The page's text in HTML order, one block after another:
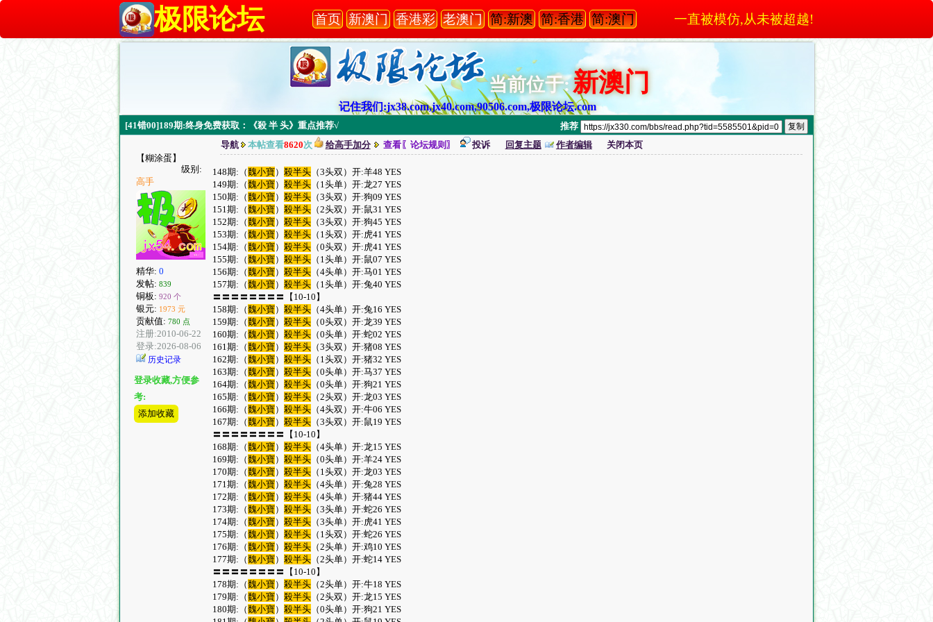
极限论坛 首页 新澳门 香港彩 老澳门 简:新澳 简:香港 简:澳门 一直被模仿,从未被超越!
当前位于:新澳门
记住我们:jx38.com,jx40.com,90506.com,极限论坛.com
[41错00]189期:终身免费获取：《殺 半 头》重点推荐√ 推荐
【糊涂蛋】
级别:
高手
精华: 0
发帖: 839
铜板: 920 个
银元: 1973 元
贡献值: 780 点
注册:2010-06-22
登录:2026-08-06
历史记录
登录收藏,方便参
考:
添加收藏
导航 本帖查看8620次 给高手加分 查看〖论坛规则〗 投诉 回复主题 作者编辑 关闭本页
148期:（魏小寶）殺半头 （3头双）开:羊48 YES
149期:（魏小寶）殺半头 （1头单）开:龙27 YES
150期:（魏小寶）殺半头 （3头双）开:狗09 YES
151期:（魏小寶）殺半头 （2头双）开:鼠31 YES
152期:（魏小寶）殺半头 （3头双）开:狗45 YES
153期:（魏小寶）殺半头 （1头双）开:虎41 YES
154期:（魏小寶）殺半头 （0头双）开:虎41 YES
155期:（魏小寶）殺半头 （1头单）开:鼠07 YES
156期:（魏小寶）殺半头 （4头单）开:马01 YES
157期:（魏小寶）殺半头 （1头单）开:兔40 YES
〓〓〓〓〓〓〓〓【10-10】
158期:（魏小寶）殺半头 （4头单）开:兔16 YES
159期:（魏小寶）殺半头 （0头双）开:龙39 YES
160期:（魏小寶）殺半头 （0头单）开:蛇02 YES
161期:（魏小寶）殺半头 （3头双）开:猪08 YES
162期:（魏小寶）殺半头 （1头双）开:猪32 YES
163期:（魏小寶）殺半头 （0头单）开:马37 YES
164期:（魏小寶）殺半头 （0头单）开:狗21 YES
165期:（魏小寶）殺半头 （2头双）开:龙03 YES
166期:（魏小寶）殺半头 （4头双）开:牛06 YES
167期:（魏小寶）殺半头 （3头双）开:鼠19 YES
〓〓〓〓〓〓〓〓【10-10】
168期:（魏小寶）殺半头 （4头单）开:龙15 YES
169期:（魏小寶）殺半头 （0头单）开:羊24 YES
170期:（魏小寶）殺半头 （1头双）开:龙03 YES
171期:（魏小寶）殺半头 （4头单）开:兔28 YES
172期:（魏小寶）殺半头 （4头单）开:猪44 YES
173期:（魏小寶）殺半头 （3头单）开:蛇26 YES
174期:（魏小寶）殺半头 （3头单）开:虎41 YES
175期:（魏小寶）殺半头 （1头双）开:蛇26 YES
176期:（魏小寶）殺半头 （2头单）开:鸡10 YES
177期:（魏小寶）殺半头 （2头单）开:蛇14 YES
〓〓〓〓〓〓〓〓【10-10】
178期:（魏小寶）殺半头 （2头单）开:牛18 YES
179期:（魏小寶）殺半头 （2头双）开:龙15 YES
180期:（魏小寶）殺半头 （0头单）开:狗21 YES